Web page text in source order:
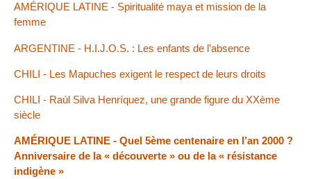
AMÉRIQUE LATINE - Spiritualité maya et mission de la
femme
ARGENTINE - H.I.J.O.S. : Les enfants de l’absence
CHILI - Les Mapuches exigent le respect de leurs droits
CHILI - Raúl Silva Henríquez, une grande figure du XXème
siècle
AMÉRIQUE LATINE - Quel 5ème centenaire en l’an 2000 ?
Anniversaire de la « découverte » ou de la « résistance
indigène »